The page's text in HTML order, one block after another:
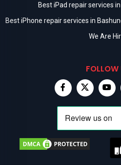
Best iPad repair services
Best iPhone repair services in
We Are
FOLLOW